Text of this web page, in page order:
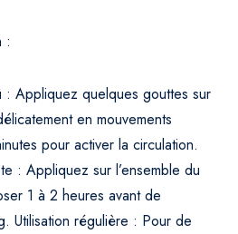
:
: Appliquez quelques gouttes sur
en mouvements
pour activer la circulation.
: Appliquez sur l’ensemble du
1 à 2 heures avant de
Utilisation régulière : Pour de